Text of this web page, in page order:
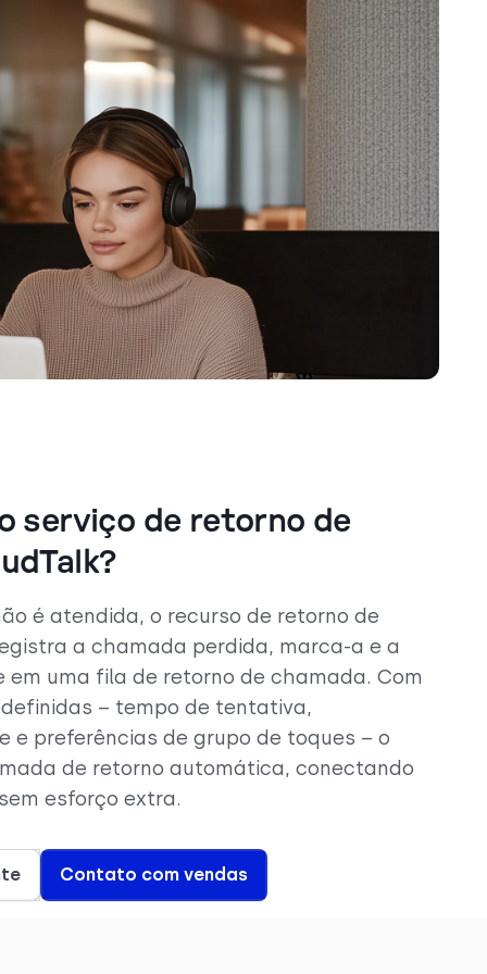
serviço de retorno de
é atendida, o recurso de retorno de
a chamada perdida, marca-a e a
uma fila de retorno de chamada. Com
– tempo de tentativa,
e preferências de grupo de toques – o
de retorno automática, conectando
esforço extra.
Contato com vendas